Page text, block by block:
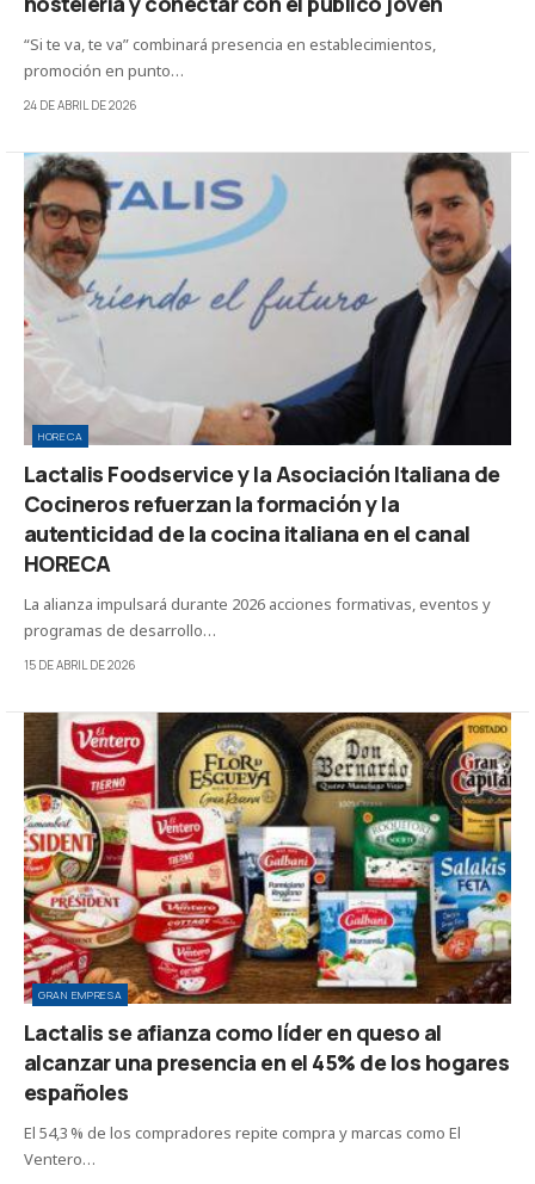
“Si te va, te va” combinará presencia en establecimientos,
promoción en punto…
24 DE ABRIL DE 2026
HORECA
Lactalis Foodservice y la Asociación Italiana de
Cocineros refuerzan la formación y la
autenticidad de la cocina italiana en el canal
HORECA
La alianza impulsará durante 2026 acciones formativas, eventos y
programas de desarrollo…
15 DE ABRIL DE 2026
GRAN EMPRESA
Lactalis se afianza como líder en queso al
alcanzar una presencia en el 45% de los hogares
españoles
El 54,3 % de los compradores repite compra y marcas como El
Ventero…